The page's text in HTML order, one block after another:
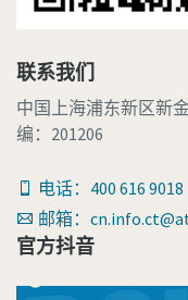
联系我们
中国上海浦东新区新
编：201206
电话：400 616 9018
邮箱：
官方抖音